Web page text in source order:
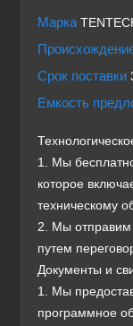
Марка
Срок поставки
Емкость
1. Мы
которое
техническому
2. Мы отправим
путем
Документы и
1. Мы
программное